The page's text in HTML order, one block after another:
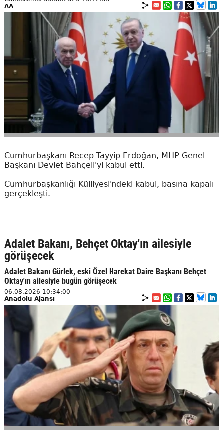
AA
Cumhurbaşkanı Recep Tayyip Erdoğan, MHP Genel
Başkanı Devlet Bahçeli'yi kabul etti.
Cumhurbaşkanlığı Külliyesi'ndeki kabul, basına kapalı
gerçekleşti.
Adalet Bakanı, Behçet Oktay'ın ailesiyle
görüşecek
Adalet Bakanı Gürlek, eski Özel Harekat Daire Başkanı Behçet
Oktay'ın ailesiyle bugün görüşecek
06.08.2026 10:34:00
Anadolu Ajansı